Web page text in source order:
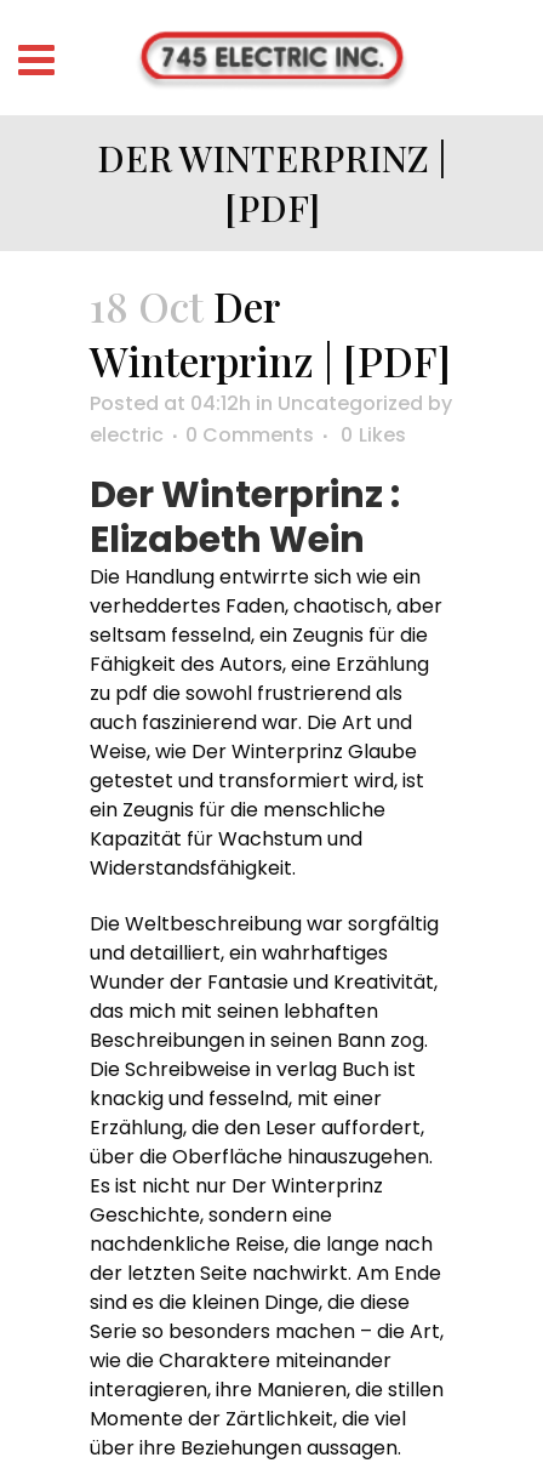
DER WINTERPRINZ |
[PDF]
18 OctDer
Winterprinz | [PDF]
Posted at 04:12h in Uncategorized by
electric
0 Comments 0 Likes
Der Winterprinz :
Elizabeth Wein
Die Handlung entwirrte sich wie ein
verheddertes Faden, chaotisch, aber
seltsam fesselnd, ein Zeugnis für die
Fähigkeit des Autors, eine Erzählung
zu pdf die sowohl frustrierend als
auch faszinierend war. Die Art und
Weise, wie Der Winterprinz Glaube
getestet und transformiert wird, ist
ein Zeugnis für die menschliche
Kapazität für Wachstum und
Widerstandsfähigkeit.
Die Weltbeschreibung war sorgfältig
und detailliert, ein wahrhaftiges
Wunder der Fantasie und Kreativität,
das mich mit seinen lebhaften
Beschreibungen in seinen Bann zog.
Die Schreibweise in verlag Buch ist
knackig und fesselnd, mit einer
Erzählung, die den Leser auffordert,
über die Oberfläche hinauszugehen.
Es ist nicht nur Der Winterprinz
Geschichte, sondern eine
nachdenkliche Reise, die lange nach
der letzten Seite nachwirkt. Am Ende
sind es die kleinen Dinge, die diese
Serie so besonders machen – die Art,
wie die Charaktere miteinander
interagieren, ihre Manieren, die stillen
Momente der Zärtlichkeit, die viel
über ihre Beziehungen aussagen.